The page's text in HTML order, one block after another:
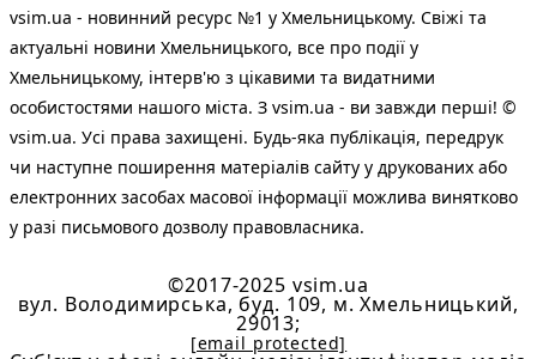
vsim.ua - новинний ресурс №1 у Хмельницькому. Свіжі та
актуальні новини Хмельницького, все про події у
Хмельницькому, інтерв'ю з цікавими та видатними
особистостями нашого міста. З vsim.ua - ви завжди перші! ©
vsim.ua. Усі права захищені. Будь-яка публiкацiя, передрук
чи наступне поширення матеріалів сайту у друкованих або
електронних засобах масової інформації можлива винятково
у разі письмового дозволу правовласника.
©2017-2025 vsim.ua
вул. Володимирська, буд. 109, м. Хмельницький,
29013;
[email protected]